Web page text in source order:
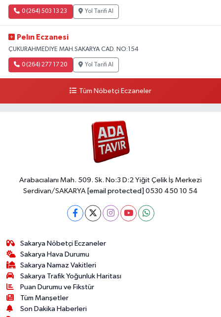
0 (264) 503 13 23 Yol Tarifi Al
Pelın Eczanesi
ÇUKURAHMEDIYE MAH.SAKARYA CAD. NO:154
0 (264) 277 17 20 Yol Tarifi Al
Tüm Nöbetçi Eczaneler
Arabacıalanı Mah. 509. Sk. No:3 D:2 Yiğit Çelik İş Merkezi
Serdivan/SAKARYA [email protected] 0530 450 10 54
Sakarya Nöbetçi Eczaneler
Sakarya Hava Durumu
Sakarya Namaz Vakitleri
Sakarya Trafik Yoğunluk Haritası
Puan Durumu ve Fikstür
Tüm Manşetler
Son Dakika Haberleri